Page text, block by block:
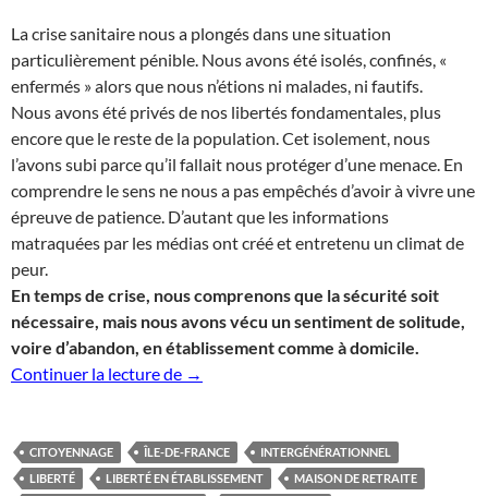
La crise sanitaire nous a plongés dans une situation
particulièrement pénible. Nous avons été isolés, confinés, «
enfermés » alors que nous n’étions ni malades, ni fautifs.
Nous avons été privés de nos libertés fondamentales, plus
encore que le reste de la population. Cet isolement, nous
l’avons subi parce qu’il fallait nous protéger d’une menace. En
comprendre le sens ne nous a pas empêchés d’avoir à vivre une
épreuve de patience. D’autant que les informations
matraquées par les médias ont créé et entretenu un climat de
peur.
En temps de crise, nous comprenons que la sécurité soit
nécessaire, mais nous avons vécu un sentiment de solitude,
voire d’abandon, en établissement comme à domicile.
Continuer la lecture de Synthèse du Colloque de Citoyennage
→
CITOYENNAGE ÎLE-DE-FRANCE
INTERGÉNÉRATIONNEL
LIBERTÉ
LIBERTÉ EN ÉTABLISSEMENT
MAISON DE RETRAITE